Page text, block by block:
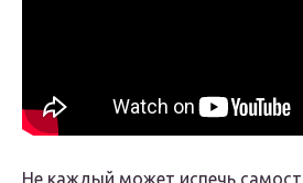
Не каждый может испечь